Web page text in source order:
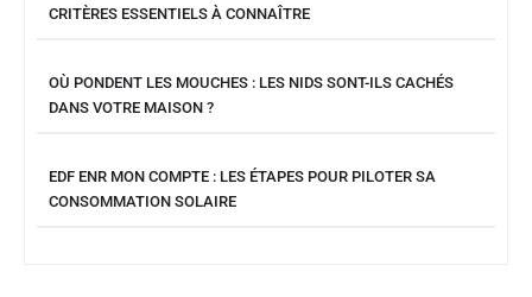
CRITÈRES ESSENTIELS À CONNAÎTRE
OÙ PONDENT LES MOUCHES : LES NIDS SONT-ILS CACHÉS
DANS VOTRE MAISON ?
EDF ENR MON COMPTE : LES ÉTAPES POUR PILOTER SA
CONSOMMATION SOLAIRE